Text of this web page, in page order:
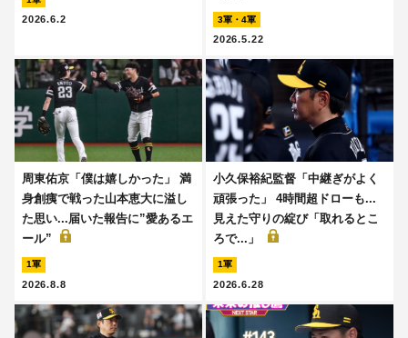
2026.6.2 3軍・4軍
2026.5.22
周東佑京「僕は嬉しかった」 満
身創痍で戦った山本恵大に溢し
た思い...届いた報告に”愛あるエ
ール”
1軍
2026.8.8
小久保裕紀監督「中継ぎがよく
頑張った」 4時間超ドローも...
見えた守りの綻び「取れるとこ
ろで...」
1軍
2026.6.28